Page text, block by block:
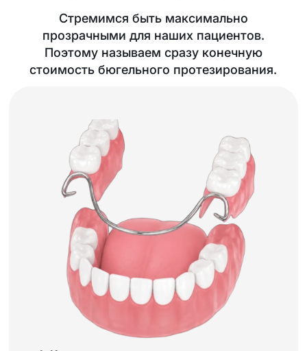
Стремимся быть максимально
прозрачными для наших пациентов.
Поэтому называем сразу конечную
стоимость бюгельного протезирования.